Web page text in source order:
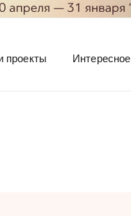
проекты Интересное